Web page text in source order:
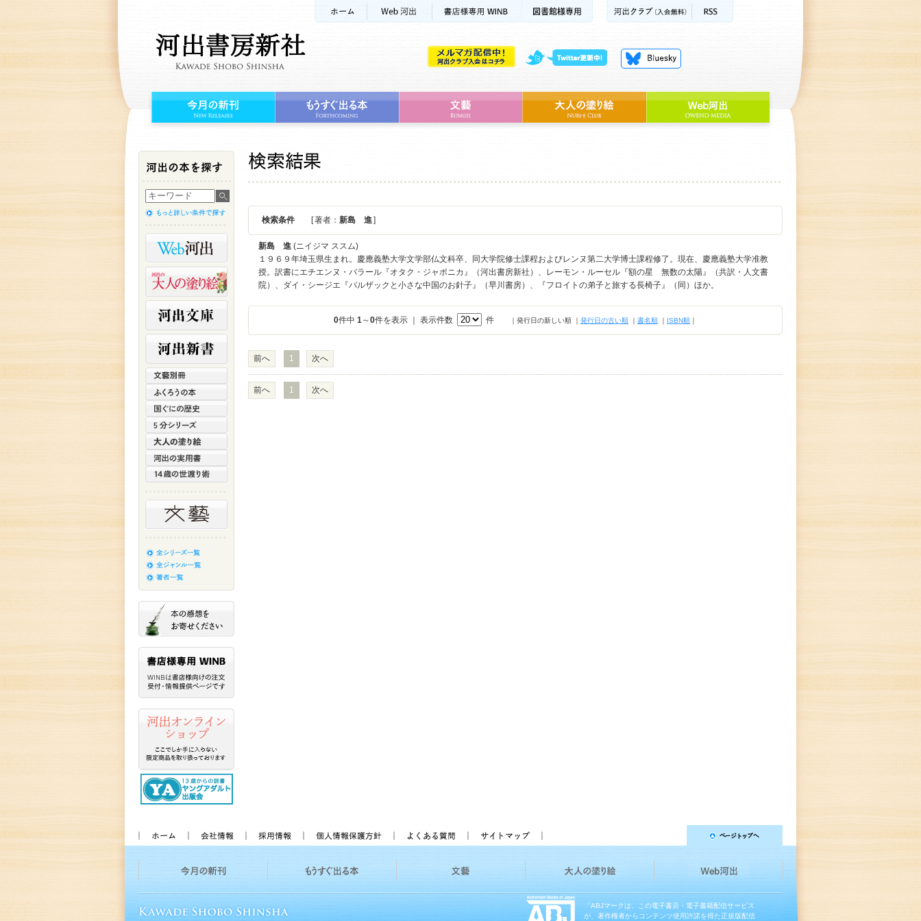
検索条件 [ 著者： 新島 進]
新島 進 (ニイジマ ススム)
１９６９年埼玉県生まれ。慶應義塾大学文学部仏文科卒、同大学院修士課程およびレンヌ第二大学博士課程修了。現在、慶應義塾大学准教
授。訳書にエチエンヌ・バラール『オタク・ジャポニカ』（河出書房新社）、レーモン・ルーセル『額の星 無数の太陽』（共訳・人文書
院）、ダイ・シージエ『バルザックと小さな中国のお針子』（早川書房）、『フロイトの弟子と旅する長椅子』（同）ほか。
0件中 1～0件を表示 ｜ 表示件数 件 ｜発行日の新しい順 ｜ 発行日の古い順 ｜ 書名順 ｜ ISBN順 ｜
前へ 1 次へ
前へ 1 次へ
「ABJマークは、この電子書店・電子書籍配信サービス
が、著作権者からコンテンツ使用許諾を得た正規版配信